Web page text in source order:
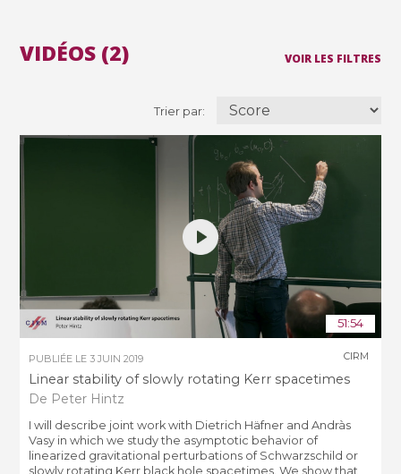
VOIR LES FILTRES
Trier par:
VIDÉOS (2)
51:54
PUBLIÉE LE3 JUIN 2019
Linear stability of slowly rotating Kerr spacetimes
De Peter Hintz
CIRM
I will describe joint work with Dietrich Häfner and Andràs
Vasy in which we study the asymptotic behavior of
linearized gravitational perturbations of Schwarzschild or
slowly rotating Kerr black hole spacetimes. We show that